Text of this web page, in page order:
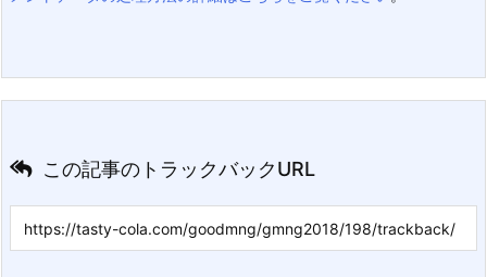
この記事のトラックバックURL